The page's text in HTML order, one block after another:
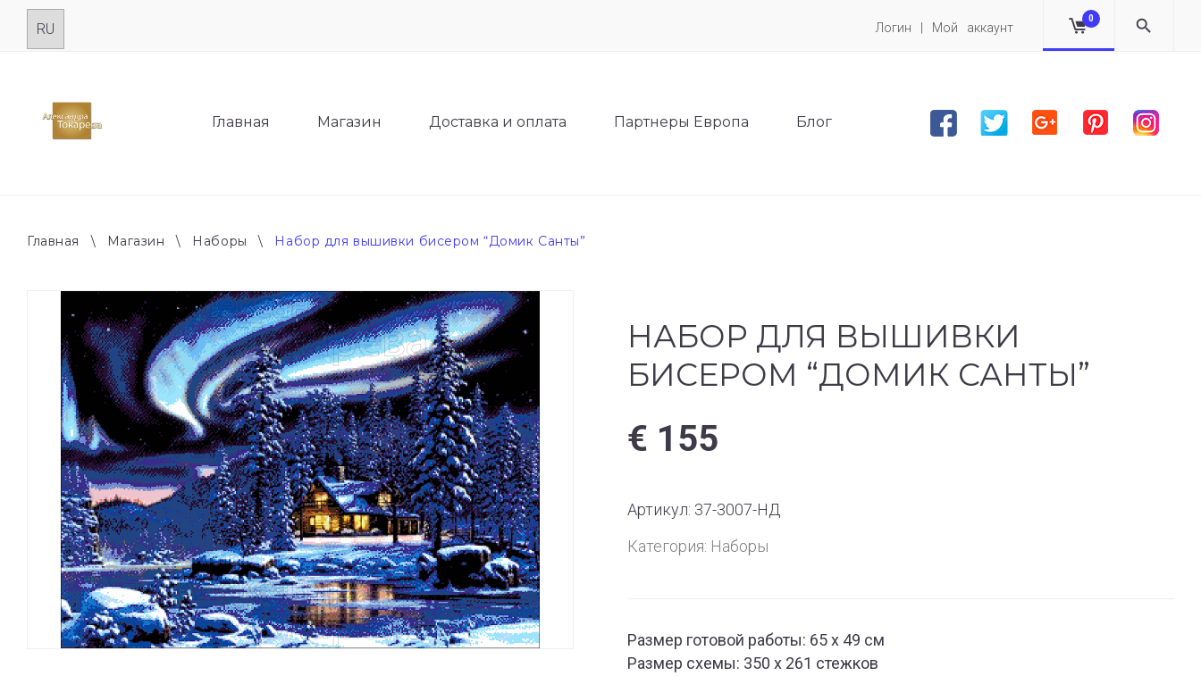
Skip
Логин | Мой аккаунт
0
FacebookTwitterGoogle plus Pinterest
Главная Магазин Доставка и оплата Партнеры Европа Блог
Главная \ Магазин \ Наборы \ Набор для вышивки бисером “Домик Санты”
НАБОР ДЛЯ ВЫШИВКИ
БИСЕРОМ “ДОМИК САНТЫ”
€ 155
Артикул: 37-3007-НД
Категория: Наборы
Размер готовой работы: 65 x 49 см
Размер схемы: 350 x 261 стежков